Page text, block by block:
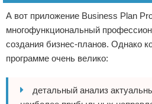
А вот приложение Business Plan
многофункциональный
создания бизнес-планов. Однако
программе очень велико:
детальный анализ